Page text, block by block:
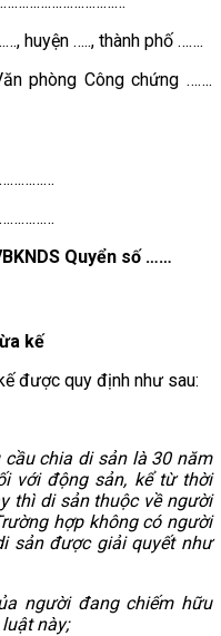
huyện ….., thành phố …….
phòng Công chứng …….
Quyển số ……
kế
được quy định như sau:
chia di sản là 30 năm
với động sản, kể từ thời
thì di sản thuộc về người
hợp không có người
sản được giải quyết như
người đang chiếm hữu
này;